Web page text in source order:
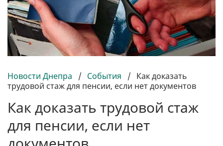
Новости Днепра / События / Как доказать
трудовой стаж для пенсии, если нет документов
Как доказать трудовой стаж
для пенсии, если нет